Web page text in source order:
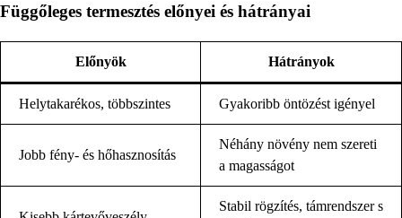
Függőleges termesztés előnyei és hátrányai
Előnyök Hátrányok
Helytakarékos, többszintes Gyakoribb öntözést igényel
Jobb fény- és hőhasznosítás
Néhány növény nem szereti
a magasságot
Stabil rögzítés, támrendszer s